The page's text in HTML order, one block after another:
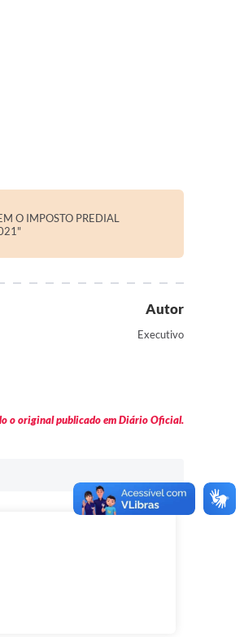
O IMPOSTO PREDIAL
Autor
Executivo
o original publicado em Diário Oficial.